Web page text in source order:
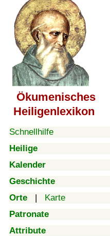
Ökumenisches
Heiligenlexikon
Schnellhilfe
Heilige
Kalender
Geschichte
Orte | Karte
Patronate
Attribute